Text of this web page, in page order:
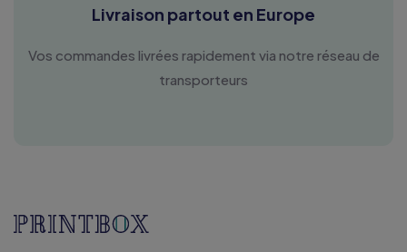
Livraison partout en Europe
Vos commandes livrées rapidement via notre réseau de
transporteurs